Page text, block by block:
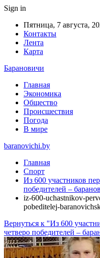
Sign in
Пятница, 7 августа,
Контакты
Лента
Карта
Барановичи
Главная
Экономика
Общество
Происшествия
Погода
В мире
baranovichi.by
Главная
Спорт
Из 600 участников
победителей –
iz-600-uchastnikov-
pobeditelej-
Вернуться к "Из 600
четверо победителей –